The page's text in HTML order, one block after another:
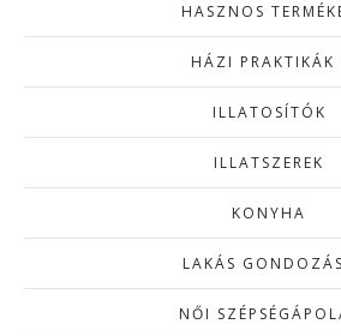
HASZNOS
HÁZI PRAKTIKÁK
ILLATOSÍTÓK
ILLATSZEREK
KONYHA
LAKÁS
NŐI